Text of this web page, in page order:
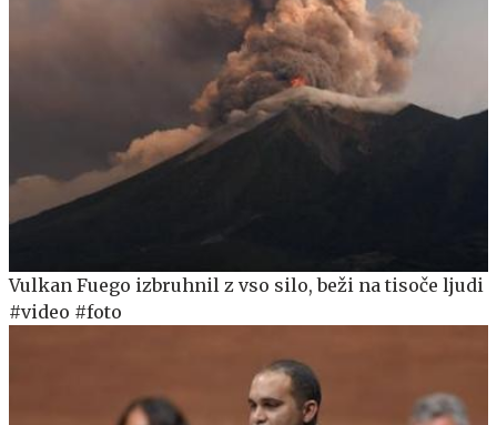
Vulkan Fuego izbruhnil z vso silo, beži na tisoče ljudi
#video #foto